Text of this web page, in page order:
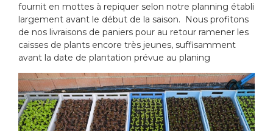
fournit en mottes à repiquer selon notre planning établi
largement avant le début de la saison. Nous profitons
de nos livraisons de paniers pour au retour ramener les
caisses de plants encore très jeunes, suffisamment
avant la date de plantation prévue au planing